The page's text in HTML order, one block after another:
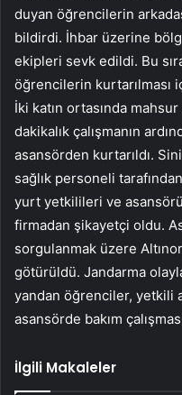
duyan öğrencilerin
bildirdi. İhbar üzerine
ekipleri sevk edildi. Bu
öğrencilerin kurtarılması
İki katın ortasında
dakikalık çalışmanın
asansörden kurtarıldı.
sağlık personeli
yurt yetkilileri ve
firmadan şikayetçi oldu.
sorgulanmak üzere
götürüldü. Jandarma
yandan öğrenciler, yetkili
asansörde bakım
İlgili Makaleler